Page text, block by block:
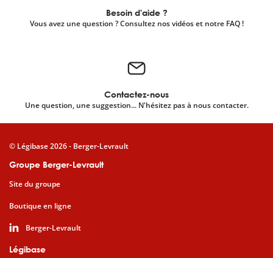
Besoin d'aide ?
Vous avez une question ? Consultez nos vidéos et notre FAQ !
Contactez-nous
Une question, une suggestion... N'hésitez pas à nous contacter.
Groupe Berger-Levrault
Site du groupe
Boutique en ligne
Berger-Levrault
Légibase
© Légibase 2026 - Berger-Levrault